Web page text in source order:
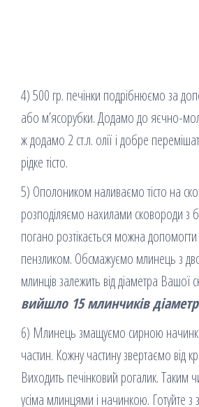
4) 500 гр. печінки подрібнюємо за
або м’ясорубки. Додамо до яєчно-
ж додамо 2 ст.л. олії і добре
рідке тісто.
5) Ополоником наливаємо тісто на
розподіляємо нахилами сковороди з
погано розтікається можна допомогти
пензликом. Обсмажуємо млинець з двох
млинців залежить від діаметра Вашої
вийшло 15 млинчиків
6) Млинець змащуємо сирною
частин. Кожну частину звертаємо від
Виходить печінковий рогалик.
усіма млинцями і начинкою. Готуйте з